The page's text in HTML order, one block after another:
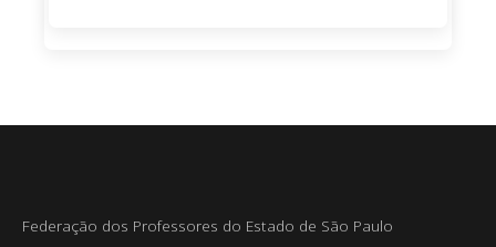
Federação dos Professores do Estado de São Paulo